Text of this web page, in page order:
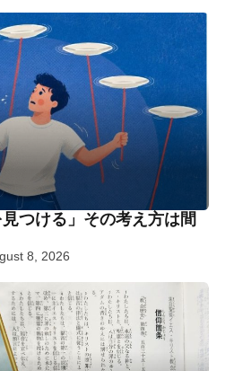
見つける」その考え方は間
8, 2026